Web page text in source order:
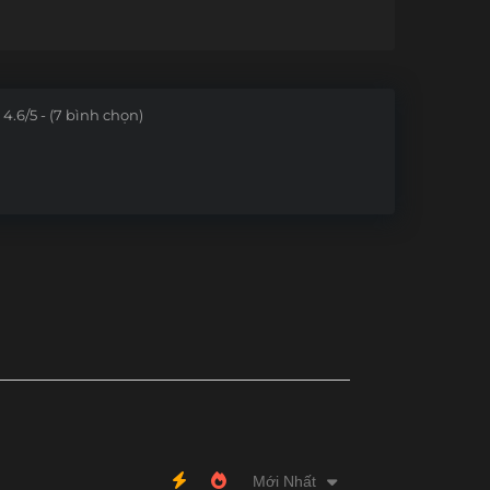
4.6/5 - (7 bình chọn)
Mới Nhất